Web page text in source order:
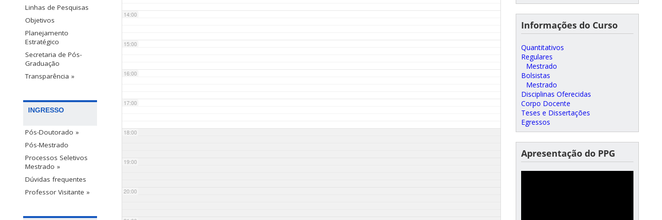
Linhas de Pesquisas
Objetivos
Planejamento
Estratégico
Secretaria de Pós-
Graduação
Transparência »
INGRESSO
Pós-Doutorado »
Pós-Mestrado
Processos Seletivos
Mestrado »
Dúvidas frequentes
Professor Visitante »
14:00
15:00
16:00
17:00
18:00
19:00
20:00
Informações do Curso
Quantitativos
Regulares
Mestrado
Bolsistas
Mestrado
Disciplinas Oferecidas
Corpo Docente
Teses e Dissertações
Egressos
Apresentação do PPG